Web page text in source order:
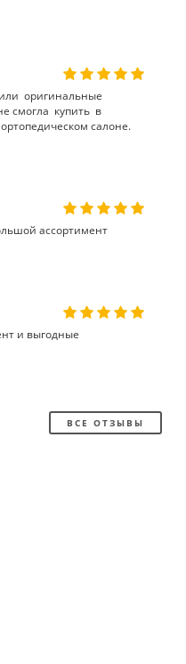
оригинальные
смогла купить в
салоне.
ассортимент
и выгодные
ВСЕ ОТЗЫВЫ